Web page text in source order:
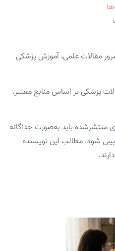
مقالات علمی، آموزش پزشکی
پزشکی بر اساس منابع معتبر.
باید به‌صورت جداگانه
شود. مطالب این نویسنده